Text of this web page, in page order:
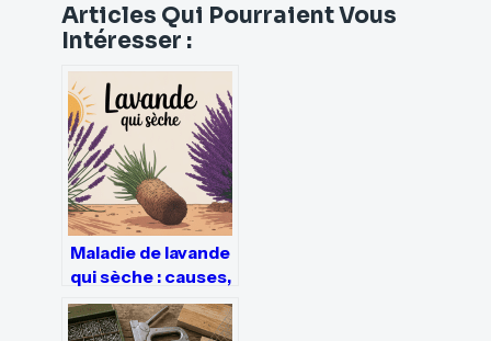
Articles Qui Pourraient Vous
Intéresser :
Maladie de lavande
qui sèche : causes,
symptômes et
solutions durables